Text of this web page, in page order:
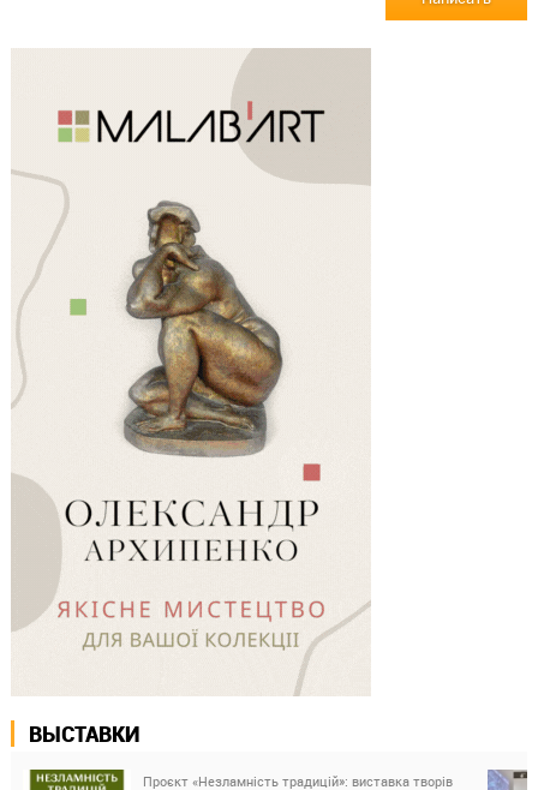
ВЫСТАВКИ
Проєкт «Незламність традицій»: виставка творів